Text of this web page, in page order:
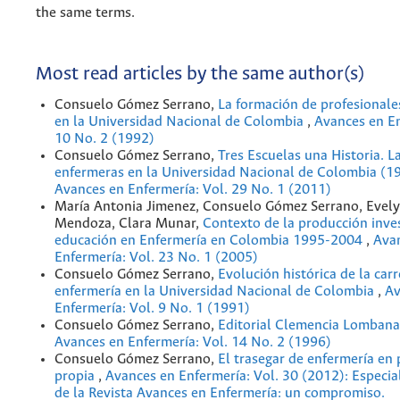
the same terms.
Most read articles by the same author(s)
Consuelo Gómez Serrano, La formación de
en la Universidad Nacional de Colombia , Avances en
10 No. 2 (1992)
Consuelo Gómez Serrano, Tres Escuelas una Historia.
enfermeras en la Universidad Nacional de Colombia
Avances en Enfermería: Vol. 29 No. 1 (2011)
María Antonia Jimenez, Consuelo Gómez Serrano,
Mendoza, Clara Munar, Contexto de la producción
educación en Enfermería en Colombia 1995-2004 ,
Enfermería: Vol. 23 No. 1 (2005)
Consuelo Gómez Serrano, Evolución histórica de la
enfermería en la Universidad Nacional de Colombia ,
Enfermería: Vol. 9 No. 1 (1991)
Consuelo Gómez Serrano, Editorial Clemencia
Avances en Enfermería: Vol. 14 No. 2 (1996)
Consuelo Gómez Serrano, El trasegar de enfermería en
propia , Avances en Enfermería: Vol. 30 (2012):
de la Revista Avances en Enfermería: un compromiso.